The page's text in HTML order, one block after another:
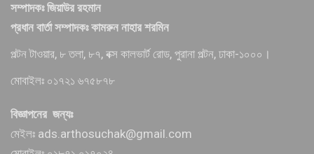
সম্পাদকঃ জিয়াউর রহমান
প্রধান বার্তা সম্পাদকঃ কামরুন নাহার শরমিন
পল্টন টাওয়ার, ৮ তলা, ৮৭, বক্স কালভার্ট রোড, পুরানা পল্টন, ঢাকা-১০০০।
মোবাইলঃ ০১৭২১ ৬৭৫৮৭৮
বিজ্ঞাপনের জন্যঃ
মেইলঃ ads.arthosuchak@gmail.com